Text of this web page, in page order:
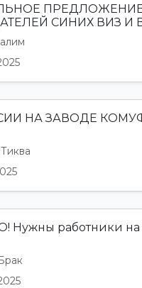
СИНИХ ВИЗ И
НА ЗАВОДЕ
Нужны работники на